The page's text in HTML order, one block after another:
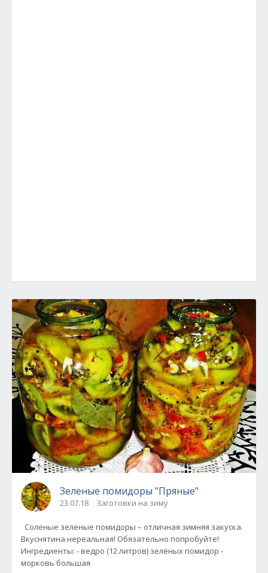
Зеленые помидоры "Пряные"
23.07.18 Заготовки на зиму
Соленые зеленые помидоры – отличная зимняя закуска.
Вкуснятина нереальная! Обязательно попробуйте!
Ингредиенты: - ведро (12 литров) зелёных помидор -
морковь большая